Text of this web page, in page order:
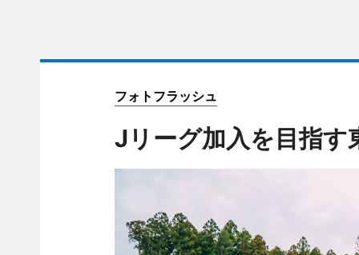
フォトフラッシュ
Jリーグ加入を目指す